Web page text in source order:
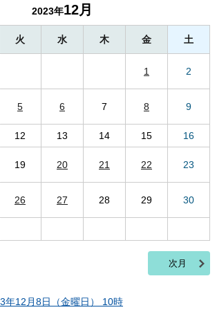
2023年12月
火 水 木 金 土
1 2
5 6 7 8 9
12 13 14 15 16
19 20 21 22 23
26 27 28 29 30
次月
年12月8日（金曜日） 10時